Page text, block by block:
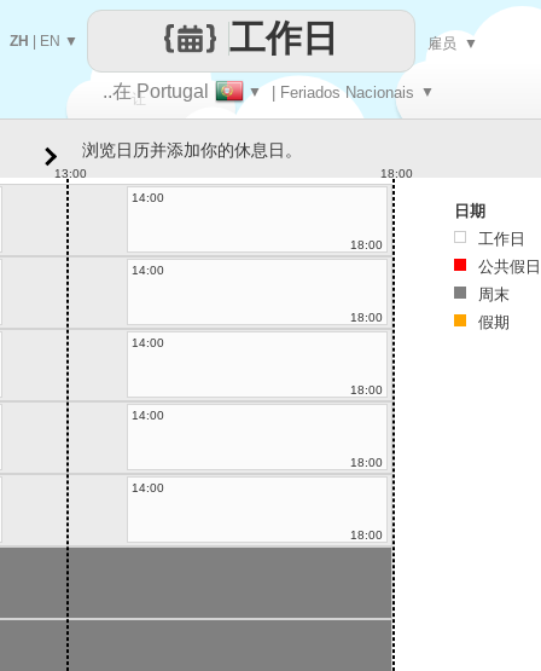
让
每一天
..在 Portugal ▼ | Feriados Nacionais ▼
工作日
ZH EN ▼ 雇员 ▼
浏览日历并添加你的休息日。
13:00
18:00
14:00
18:00
14:00
18:00
14:00
18:00
14:00
18:00
14:00
18:00
日期
工作日
公共假日
周末
假期